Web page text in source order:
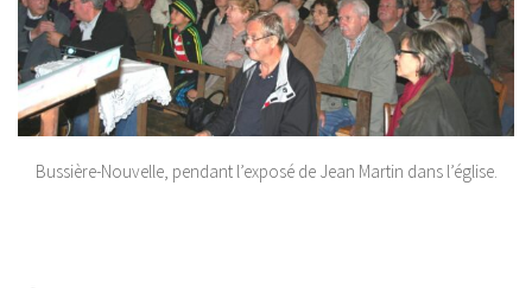
Bussière-Nouvelle, pendant l’exposé de Jean Martin dans l’église.